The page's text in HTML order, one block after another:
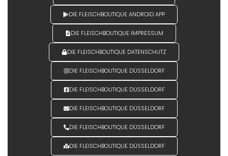
DIE FLEISCHBOUTIQUE ANDROID APP
DIE FLEISCHBOUTIQUE IMPRESSUM
DIE FLEISCHBOUTIQUE DATENSCHUTZ
DIE FLEISCHBOUTIQUE DÜSSELDORF
DIE FLEISCHBOUTIQUE DÜSSELDORF
DIE FLEISCHBOUTIQUE DÜSSELDORF
DIE FLEISCHBOUTIQUE DÜSSELDORF
DIE FLEISCHBOUTIQUE DÜSSELDORF